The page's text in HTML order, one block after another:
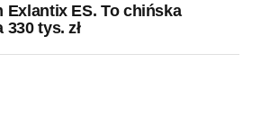
Exlantix ES. To chińska
330 tys. zł